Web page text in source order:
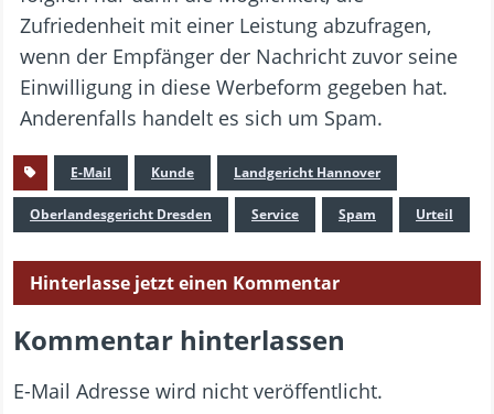
Zufriedenheit mit einer Leistung abzufragen,
wenn der Empfänger der Nachricht zuvor seine
Einwilligung in diese Werbeform gegeben hat.
Anderenfalls handelt es sich um Spam.
E-Mail Kunde Landgericht Hannover
Oberlandesgericht Dresden Service Spam Urteil
Hinterlasse jetzt einen Kommentar
Kommentar hinterlassen
E-Mail Adresse wird nicht veröffentlicht.